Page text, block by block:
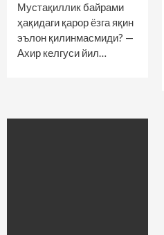
Мустақиллик байрами
ҳақидаги қарор ёзга яқин
эълон қилинмасмиди? —
Ахир келгуси йил…